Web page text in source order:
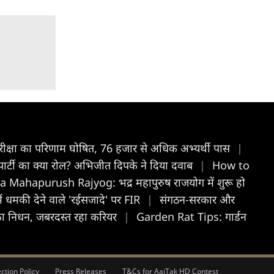
का परिणाम घोषित, 76 हजार से अधिक अभ्यर्थी पास |
का क्या रोल? अभिजीत दिपके ने दिया दवाब |
How to
Mahapurush Rajyog: भद्र महापुरुष राजयोग में शुरू हो
धमकी देने वाले 'रईसजादे' पर FIR |
संगठन-सरकार और
जबरदस्त रहा करियर |
Garden Rat Tips: गार्डन
Policy Press Releases T&Cs for AajTak HD Contest